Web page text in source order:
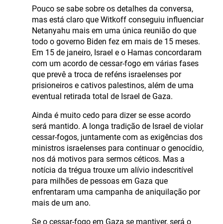
Pouco se sabe sobre os detalhes da conversa,
mas está claro que Witkoff conseguiu influenciar
Netanyahu mais em uma única reunião do que
todo o governo Biden fez em mais de 15 meses.
Em 15 de janeiro, Israel e o Hamas concordaram
com um acordo de cessar-fogo em várias fases
que prevê a troca de reféns israelenses por
prisioneiros e cativos palestinos, além de uma
eventual retirada total de Israel de Gaza.
Ainda é muito cedo para dizer se esse acordo
será mantido. A longa tradição de Israel de violar
cessar-fogos, juntamente com as exigências dos
ministros israelenses para continuar o genocídio,
nos dá motivos para sermos céticos. Mas a
notícia da trégua trouxe um alívio indescritível
para milhões de pessoas em Gaza que
enfrentaram uma campanha de aniquilação por
mais de um ano.
Se o cessar-fogo em Gaza se mantiver, será o